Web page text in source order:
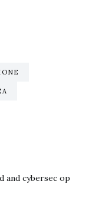
and cybersec op